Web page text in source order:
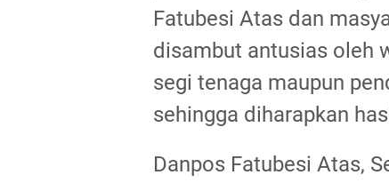
Fatubesi Atas dan
disambut antusias oleh
segi tenaga maupun
sehingga diharapkan
Danpos Fatubesi Atas,